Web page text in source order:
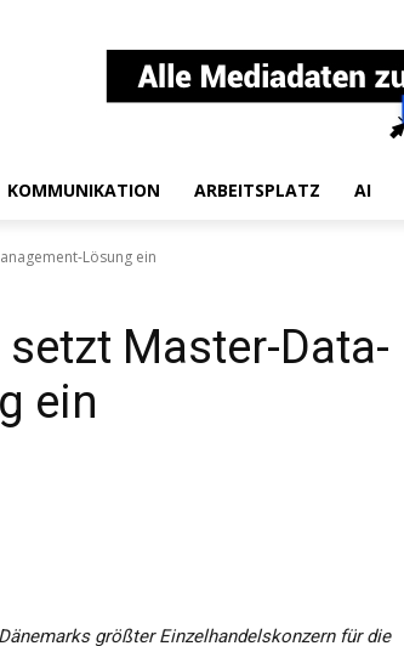
KOMMUNIKATION ARBEITSPLATZ AI
Lösung ein
Master-Data-
ein
größter Einzelhandelskonzern für die